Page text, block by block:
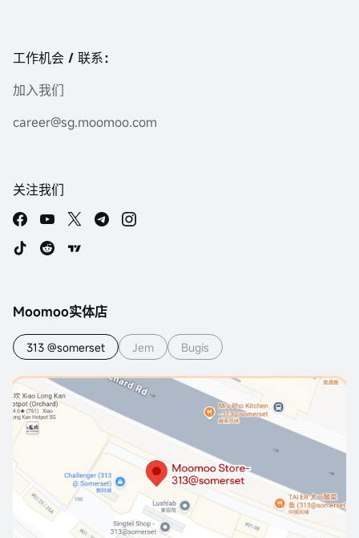
工作机会 / 联系：
加入我们
career@sg.moomoo.com
关注我们
Moomoo实体店
313 @somerset Jem Bugis